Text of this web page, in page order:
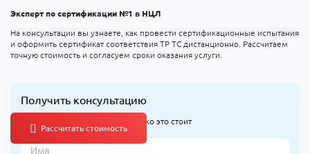
Эксперт по сертификации №1 в НЦЛ
На консультации вы узнаете, как провести сертификационные испытания
и оформить сертификат соответствия ТР ТС дистанционно. Рассчитаем
точную стоимость и согласуем сроки оказания услуги.
Получить консультацию
Узнайте, что оформлять и сколько это стоит